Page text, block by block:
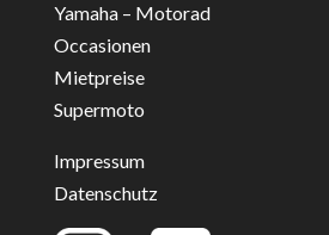
Yamaha – Motorad
Occasionen
Mietpreise
Supermoto
Impressum
Datenschutz